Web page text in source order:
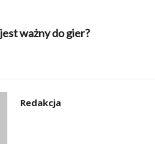
ważny do gier?
Redakcja